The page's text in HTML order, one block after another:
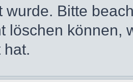
wurde. Bitte
löschen können,
hat.